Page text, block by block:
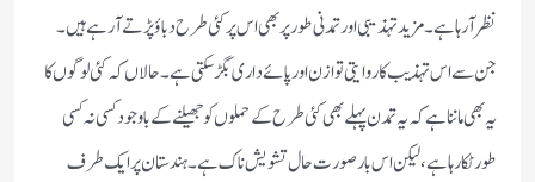
نظر آرہاہے۔مزیدتہذیبی اور تمدنی طورپر بھی اس پر کئی طرح دباؤپڑتے آرہے ہیں۔
جن سے اس تہذیب کا روایتی توازن اور پائے داری بگڑسکتی ہے۔حالاں کہ کئی لوگوں کا
یہ بھی ماننا ہے کہ یہ تمدن پہلے بھی کئی طرح کے حملوں کو جھیلنے کے باوجود کسی نہ کسی
طورٹکا رہا ہے،لیکن اس بار صورت حال تشویش ناک ہے۔ہندستان پر ایک طرف